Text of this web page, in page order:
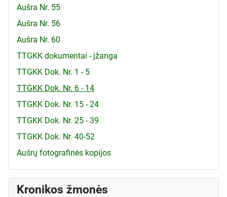
Aušra Nr. 55
Aušra Nr. 56
Aušra Nr. 60
TTGKK dokumentai - įžanga
TTGKK Dok. Nr. 1 - 5
TTGKK Dok. Nr. 6 - 14
TTGKK Dok. Nr. 15 - 24
TTGKK Dok. Nr. 25 - 39
TTGKK Dok. Nr. 40-52
Aušrų fotografinės kopijos
Kronikos žmonės